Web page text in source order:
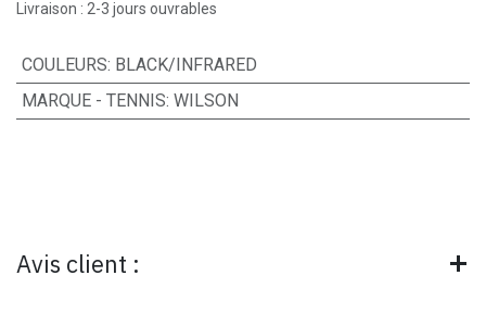
Livraison : 2-3 jours ouvrables
COULEURS: BLACK/INFRARED
MARQUE - TENNIS: WILSON
Avis client :